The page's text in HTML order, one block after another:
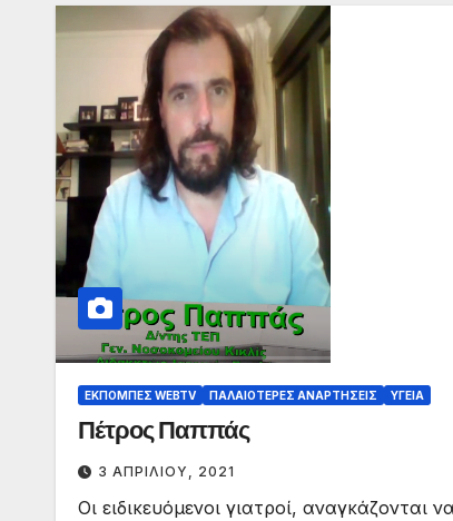
ΕΚΠΟΜΠΈΣ WEBTV ΠΑΛΑΙΟΤΕΡΕΣ ΑΝΑΡΤΗΣΕΙΣ ΥΓΕΊΑ
Πέτρος Παππάς
3 ΑΠΡΙΛΊΟΥ, 2021
Οι ειδικευόμενοι γιατροί, αναγκάζονται να